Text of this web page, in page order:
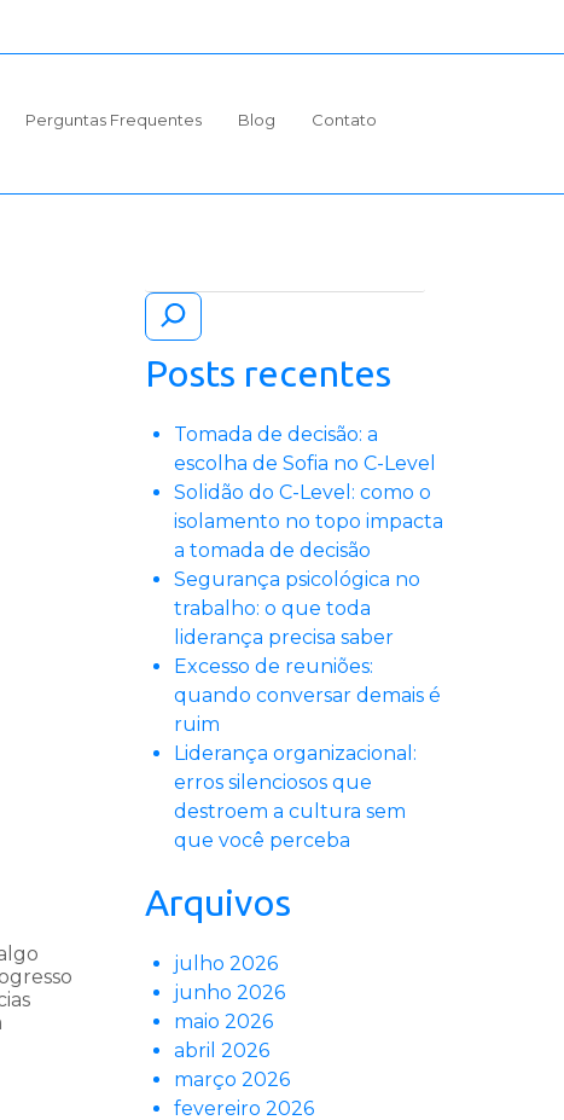
Perguntas Frequentes Blog Contato
Posts recentes
Tomada de decisão: a
escolha de Sofia no C-Level
Solidão do C-Level: como o
isolamento no topo impacta
a tomada de decisão
Segurança psicológica no
trabalho: o que toda
liderança precisa saber
Excesso de reuniões:
quando conversar demais é
ruim
Liderança organizacional:
erros silenciosos que
destroem a cultura sem
que você perceba
Arquivos
julho 2026
junho 2026
maio 2026
abril 2026
março 2026
fevereiro 2026